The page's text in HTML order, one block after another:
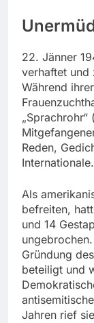
22. Jänner
verhaftet und
Während
Reden,
Internationale.
Als
befreiten,
und 14
Gründung
beteiligt und
Jahren rief